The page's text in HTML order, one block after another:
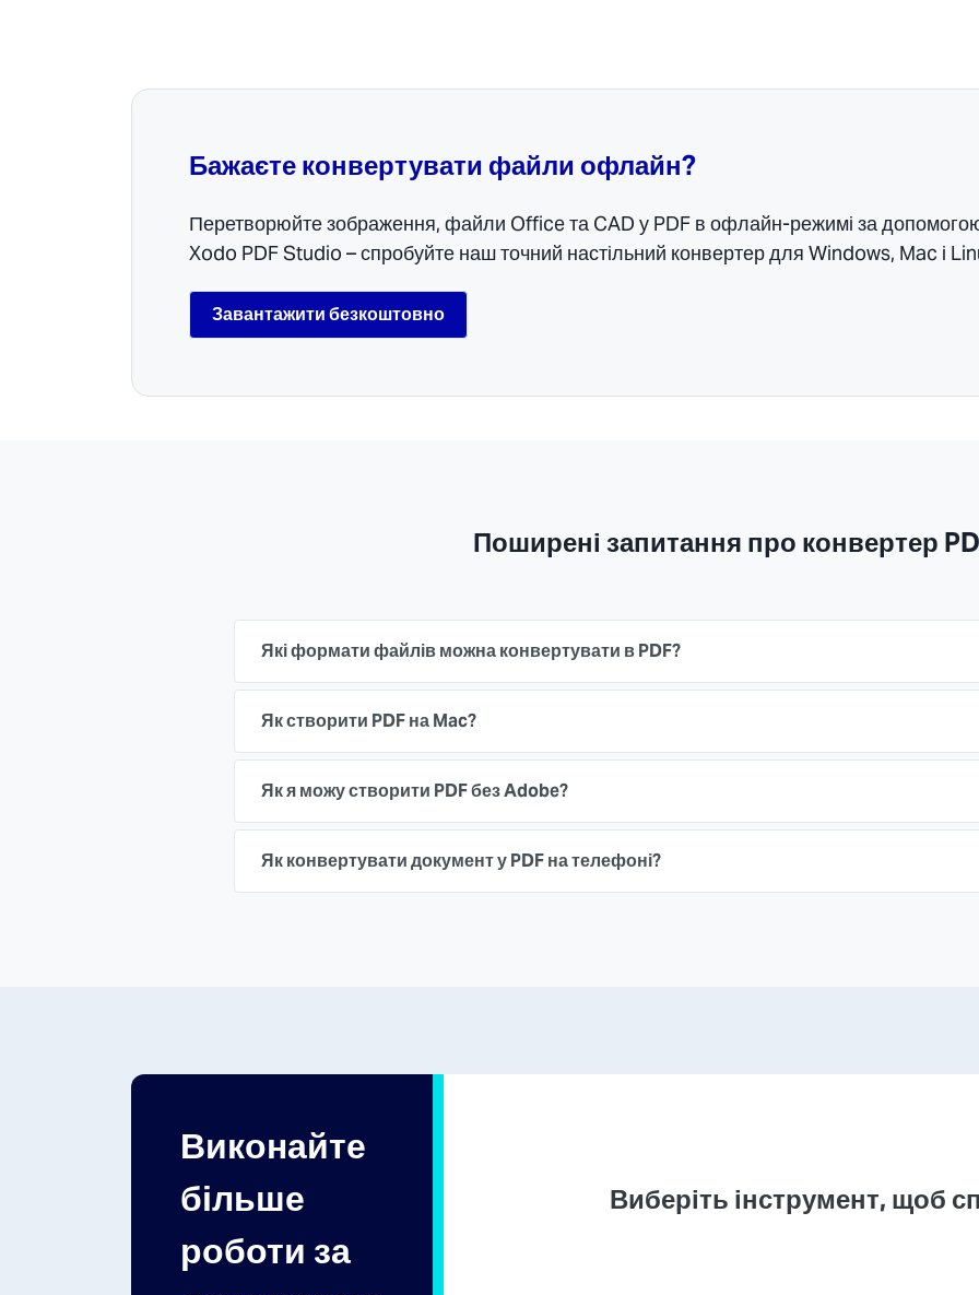
Бажаєте конвертувати файли офлайн?
Перетворюйте зображення, файли Office та CAD у PDF в офлайн-режимі за
Xodo PDF Studio – спробуйте наш точний настільний конвертер для Windows, Mac і
Завантажити безкоштовно
Поширені запитання про конвертер
Які формати файлів можна конвертувати в PDF?
Як створити PDF на Mac?
Як я можу створити PDF без Adobe?
Як конвертувати документ у PDF на телефоні?
Виконайте
більше
роботи за
Виберіть інструмент, щоб